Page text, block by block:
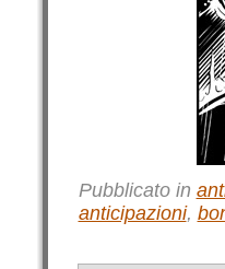
Pubblicato in
anticipazioni,